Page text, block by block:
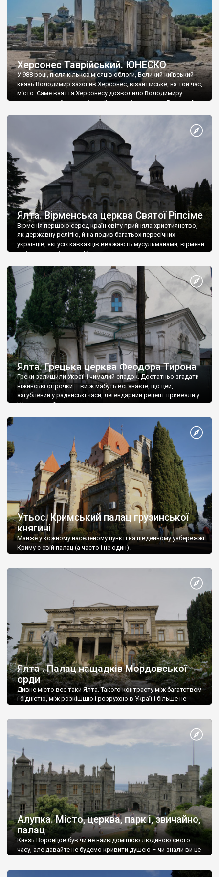
Херсонес Таврійський. ЮНЕСКО
У 988 році, після кількох місяців облоги, Великий київський
князь Володимир захопив Херсонес, візантійське, на той час,
місто. Саме взяття Херсонесу дозволило Володимиру
диктувати свої умови візантійському імператору Василю ІІ, та
Херсонесі Володимир-язичник, став Василем-християнином.
А потім було Хрещення Русі. На честь Херсонесу Таврійського
Ялта. Вірменська церква Святої Ріпсіме
Вірменія першою серед країн світу прийняла християнство,
як державну релігію, й на подив багатьох пересічних
українців, які усіх кавказців вважають мусульманами, вірмени
є відданими вірянами Христа
Ялта. Грецька церква Феодора Тирона
Греки залишили Україні чималий спадок. Достатньо згадати
ніжинські огірочки – ви ж мабуть всі знаєте, що цей,
загублений у радянські часи, легендарний рецепт привезли у
Ніжин греки?
Утьос. Кримський палац грузинської
княгині
Майже у кожному населеному пункті на південному узбережжі
Криму є свій палац (а часто і не один).
Ялта . Палац нащадків Мордовської
орди
Дивне місто все таки Ялта. Такого контрасту між багатством
і бідністю, між розкішшю і розрухою в Україні більше не
Алупка. Місто, церква, парк і, звичайно,
палац
Князь Воронцов був чи не найвідомішою людиною свого
часу, але давайте не будемо кривити душею – чи знали ви це